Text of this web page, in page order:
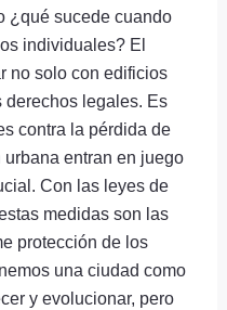
¿qué sucede cuando
individuales? El
no solo con edificios
derechos legales. Es
contra la pérdida de
entran en juego
Con las leyes de
medidas son las
protección de los
una ciudad como
y evolucionar, pero